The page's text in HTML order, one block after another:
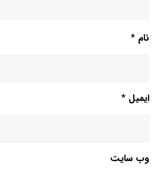
نام *
ایمیل *
وب‌ سایت